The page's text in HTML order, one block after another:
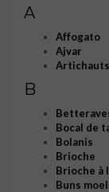
A
Affogato
Ajvar
Artichauts
B
Bocal de
Bolanis
Brioche
Brioche à
Buns